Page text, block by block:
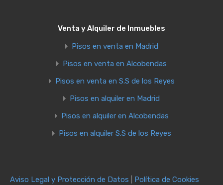
Venta y Alquiler de Inmuebles
Pisos en venta en Madrid
Pisos en venta en Alcobendas
Pisos en venta en S.S de los Reyes
Pisos en alquiler en Madrid
Pisos en alquiler en Alcobendas
Pisos en alquiler S.S de los Reyes
Aviso Legal y Protección de Datos Política de Cookies